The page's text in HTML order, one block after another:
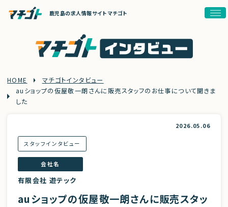
鹿児島の求人情報サイト マチゴト
HOME
マチゴトインタビュー
auショップの仮屋敬一朗さんに販売スタッフのお仕事について聞きま
した
スタッフインタビュー
会社名
有限会社 遊テック
2026.05.06
auショップの仮屋敬一朗さんに販売スタッ